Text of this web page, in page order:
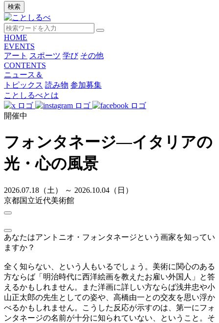
検索
HOME
EVENTS
アート スポーツ 学び その他
CONTENTS
ニュース＆
トピックス 読み物 参加募集
ことしるべとは
開催中
フォンタネージ—イタリアの
光・心の風景
2026.07.18（土） ～ 2026.10.04（日）
京都国立近代美術館
あなたはアントニオ・フォンタネージという画家を知ってい
ますか？
全く知らない、という人もいるでしょう。美術に関心のある
方ならば「明治時代に西洋絵画を教えたお雇い外国人」と答
えるかもしれません。また洋画に詳しい方ならば浅井忠や小
山正太郎の先生としての姿や、高橋由一との交友を思い浮か
べるかもしれません。こうした反応が示すのは、第一にフォ
ンタネージの名前が十分に知られていない、ということ。そ